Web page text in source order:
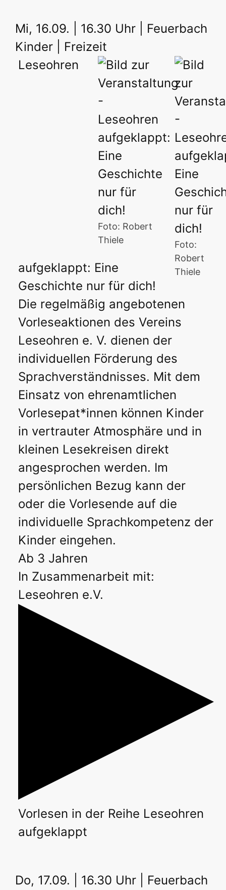
Mi, 16.09. | 16.30 Uhr | Feuerbach
Kinder | Freizeit
Foto:
Robert
Thiele
Foto: Robert
Thiele
Leseohren
aufgeklappt: Eine
Geschichte nur für dich!
Die regelmäßig angebotenen
Vorleseaktionen des Vereins
Leseohren e. V. dienen der
individuellen Förderung des
Sprachverständnisses. Mit dem
Einsatz von ehrenamtlichen
Vorlesepat*innen können Kinder
in vertrauter Atmosphäre und in
kleinen Lesekreisen direkt
angesprochen werden. Im
persönlichen Bezug kann der
oder die Vorlesende auf die
individuelle Sprachkompetenz der
Kinder eingehen.
Ab 3 Jahren
In Zusammenarbeit mit:
Leseohren e.V.
Vorlesen in der Reihe Leseohren
aufgeklappt
Do, 17.09. | 16.30 Uhr | Feuerbach